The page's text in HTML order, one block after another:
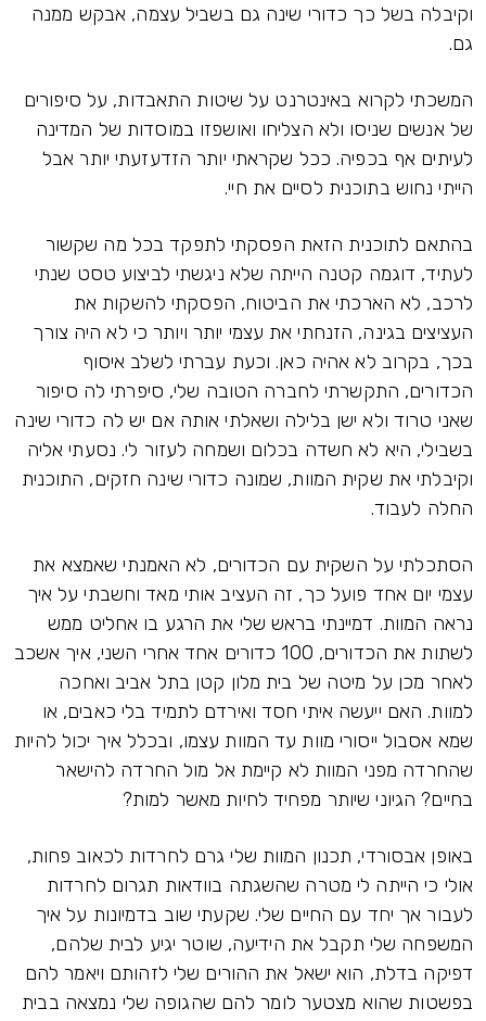
וקיבלה בשל כך כדורי שינה גם בשביל עצמה, אבקש ממנה
גם.
המשכתי לקרוא באינטרנט על שיטות התאבדות, על סיפורים
של אנשים שניסו ולא הצליחו ואושפזו במוסדות של המדינה
לעיתים אף בכפיה. ככל שקראתי יותר הזדעזעתי יותר אבל
הייתי נחוש בתוכנית לסיים את חיי.
בהתאם לתוכנית הזאת הפסקתי לתפקד בכל מה שקשור
לעתיד, דוגמה קטנה הייתה שלא ניגשתי לביצוע טסט שנתי
לרכב, לא הארכתי את הביטוח, הפסקתי להשקות את
העציצים בגינה, הזנחתי את עצמי יותר ויותר כי לא היה צורך
בכך, בקרוב לא אהיה כאן. וכעת עברתי לשלב איסוף
הכדורים, התקשרתי לחברה הטובה שלי, סיפרתי לה סיפור
שאני טרוד ולא ישן בלילה ושאלתי אותה אם יש לה כדורי שינה
בשבילי, היא לא חשדה בכלום ושמחה לעזור לי. נסעתי אליה
וקיבלתי את שקית המוות, שמונה כדורי שינה חזקים, התוכנית
החלה לעבוד.
הסתכלתי על השקית עם הכדורים, לא האמנתי שאמצא את
עצמי יום אחד פועל כך, זה העציב אותי מאד וחשבתי על איך
נראה המוות. דמיינתי בראש שלי את הרגע בו אחליט ממש
לשתות את הכדורים, 100 כדורים אחד אחרי השני, איך אשכב
לאחר מכן על מיטה של בית מלון קטן בתל אביב ואחכה
למוות. האם ייעשה איתי חסד ואירדם לתמיד בלי כאבים, או
שמא אסבול ייסורי מוות עד המוות עצמו, ובכלל איך יכול להיות
שהחרדה מפני המוות לא קיימת אל מול החרדה להישאר
בחיים? הגיוני שיותר מפחיד לחיות מאשר למות?
באופן אבסורדי, תכנון המוות שלי גרם לחרדות לכאוב פחות,
אולי כי הייתה לי מטרה שהשגתה בוודאות תגרום לחרדות
לעבור אך יחד עם החיים שלי. שקעתי שוב בדמיונות על איך
המשפחה שלי תקבל את הידיעה, שוטר יגיע לבית שלהם,
דפיקה בדלת, הוא ישאל את ההורים שלי לזהותם ויאמר להם
בפשטות שהוא מצטער לומר להם שהגופה שלי נמצאה בבית